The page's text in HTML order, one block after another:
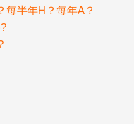
每半年H？每年A？